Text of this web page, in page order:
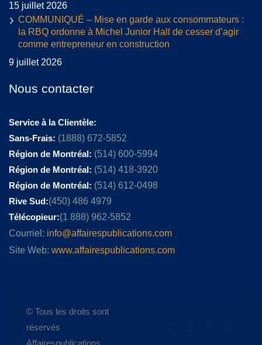
15 juillet 2026
COMMUNIQUÉ – Mise en garde aux consommateurs :
la RBQ ordonne à Michel Junior Hall de cesser d’agir
comme entrepreneur en construction
9 juillet 2026
Nous contacter
Service à la Clientèle:
Sans-Frais: (1888) 672-5852
Région de Montréal: (514) 600-5994
Région de Montréal: (514) 418-3920
Région de Montréal: (514) 612-0498
Rive Sud:(450) 486 4979
Télécopieur:(1 888) 962-5852
Courriel: info@affairespublications.com
Site Web: www.affairespublications.com
© Tous les droits sont
réservés
Affairespublications.